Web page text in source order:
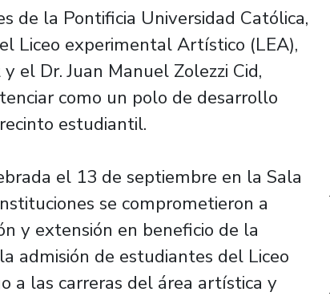
de la Pontificia Universidad Católica,
Liceo experimental Artístico (LEA),
el Dr. Juan Manuel Zolezzi Cid,
como un polo de desarrollo
estudiantil.
el 13 de septiembre en la Sala
se comprometieron a
y extensión en beneficio de la
admisión de estudiantes del Liceo
a las carreras del área artística y